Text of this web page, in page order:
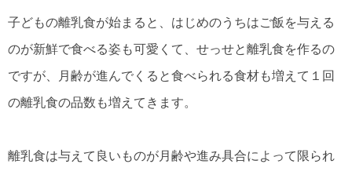
子どもの離乳食が始まると、はじめのうちはご飯を与える
のが新鮮で食べる姿も可愛くて、せっせと離乳食を作るの
ですが、月齢が進んでくると食べられる食材も増えて１回
の離乳食の品数も増えてきます。
離乳食は与えて良いものが月齢や進み具合によって限られ